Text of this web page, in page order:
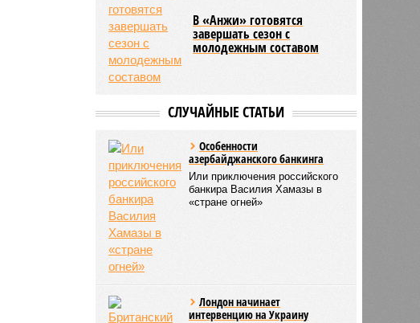
В «Анжи» готовятся
завершать сезон с
молодежным составом
СЛУЧАЙНЫЕ СТАТЬИ
Особенности
азербайджанского банкинга
Или приключения российского
банкира Василия Хамазы в
«стране огней»
Лондон начинает
интервенцию на Украину